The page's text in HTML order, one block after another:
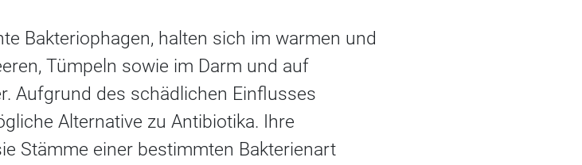
Bakteriophagen, halten sich im warmen und
Tümpeln sowie im Darm und auf
Aufgrund des schädlichen Einflusses
Alternative zu Antibiotika. Ihre
Stämme einer bestimmten Bakterienart